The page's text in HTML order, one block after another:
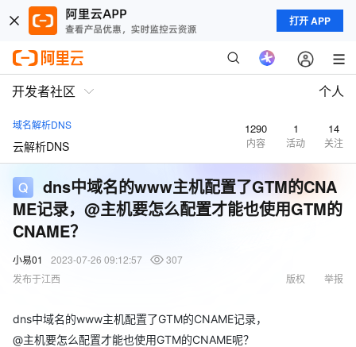
打开 APP
开发者社区 个人
域名解析DNS
云解析DNS
1290
内容
1
活动
14
关注
dns中域名的www主机配置了GTM的CNA
ME记录，@主机要怎么配置才能也使用GTM的
CNAME？
小易01 2023-07-26 09:12:57
307
发布于江西
举报
版权
dns中域名的www主机配置了GTM的CNAME记录，
@主机要怎么配置才能也使用GTM的CNAME呢？